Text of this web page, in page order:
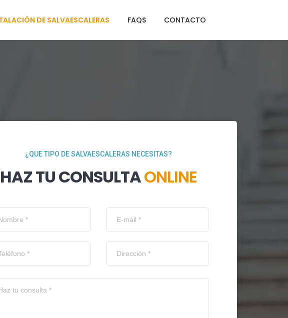
DE SALVAESCALERAS FAQS CONTACTO
¿QUE TIPO DE SALVAESCALERAS NECESITAS?
HAZ TU CONSULTAONLINE